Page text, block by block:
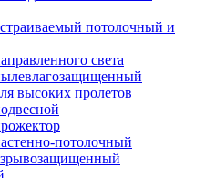
потолочный и
света
высоких пролетов
потолочный